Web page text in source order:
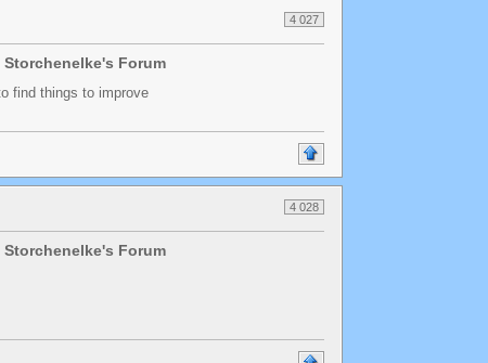
4 027
Storchenelke's Forum
find things to improve
4 028
Storchenelke's Forum